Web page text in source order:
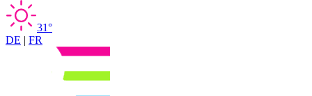
31°
DE | FR